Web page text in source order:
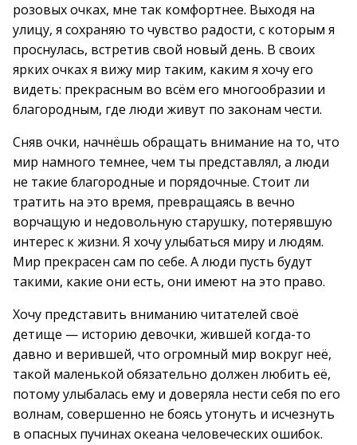
розовых очках, мне так комфортнее. Выходя на
улицу, я сохраняю то чувство радости, с которым я
проснулась, встретив свой новый день. В своих
ярких очках я вижу мир таким, каким я хочу его
видеть: прекрасным во всём его многообразии и
благородным, где люди живут по законам чести.
Сняв очки, начнёшь обращать внимание на то, что
мир намного темнее, чем ты представлял, а люди
не такие благородные и порядочные. Стоит ли
тратить на это время, превращаясь в вечно
ворчащую и недовольную старушку, потерявшую
интерес к жизни. Я хочу улыбаться миру и людям.
Мир прекрасен сам по себе. А люди пусть будут
такими, какие они есть, они имеют на это право.
Хочу представить вниманию читателей своё
детище — историю девочки, жившей когда-то
давно и верившей, что огромный мир вокруг неё,
такой маленькой обязательно должен любить её,
потому улыбалась ему и доверяла нести себя по его
волнам, совершенно не боясь утонуть и исчезнуть
в опасных пучинах океана человеческих ошибок.